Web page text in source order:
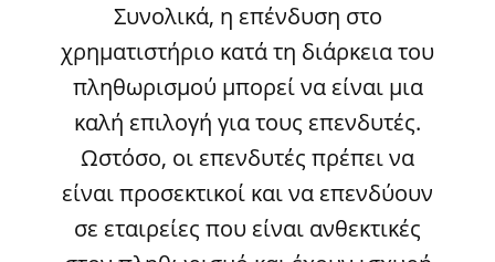
Συνολικά, η επένδυση στο
χρηματιστήριο κατά τη διάρκεια του
πληθωρισμού μπορεί να είναι μια
καλή επιλογή για τους επενδυτές.
Ωστόσο, οι επενδυτές πρέπει να
είναι προσεκτικοί και να επενδύουν
σε εταιρείες που είναι ανθεκτικές